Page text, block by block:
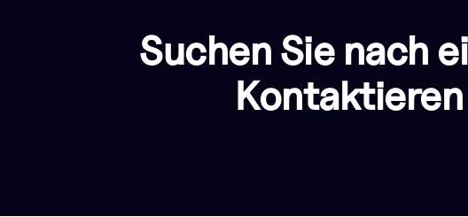
Suchen Sie nach